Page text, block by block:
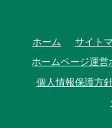
ホーム サイト
ホームページ運営
個人情報保護方